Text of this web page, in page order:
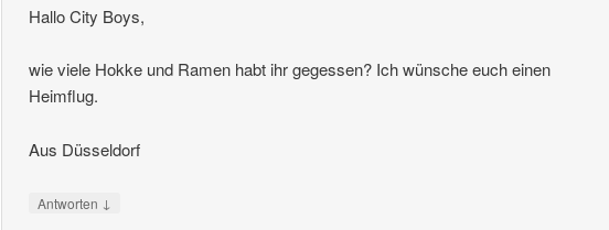
Hallo City Boys,
wie viele Hokke und Ramen habt ihr gegessen? Ich wünsche euch einen
Heimflug.
Aus Düsseldorf
Antworten ↓